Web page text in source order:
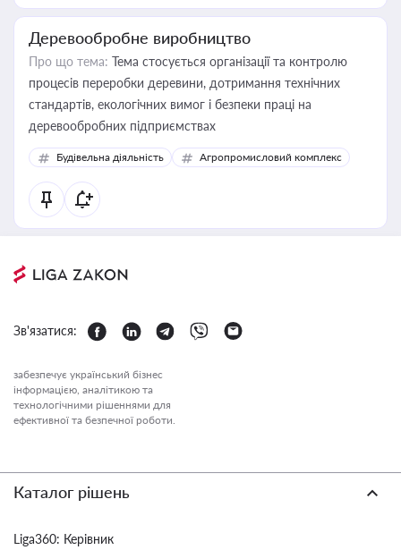
Деревообробне виробництво
Про що тема: Тема стосується організації та контролю
процесів переробки деревини, дотримання технічних
стандартів, екологічних вимог і безпеки праці на
деревообробних підприємствах
Будівельна діяльність Агропромисловий комплекс
Зв'язатися:
забезпечує український бізнес
інформацією, аналітикою та
технологічними рішеннями для
ефективної та безпечної роботи.
Каталог рішень
Liga360: Керівник